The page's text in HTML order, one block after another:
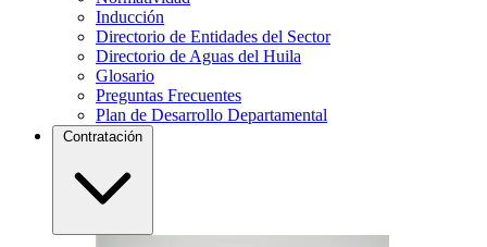
Inducción
Directorio de Entidades del Sector
Directorio de Aguas del Huila
Glosario
Preguntas Frecuentes
Plan de Desarrollo Departamental
Contratación